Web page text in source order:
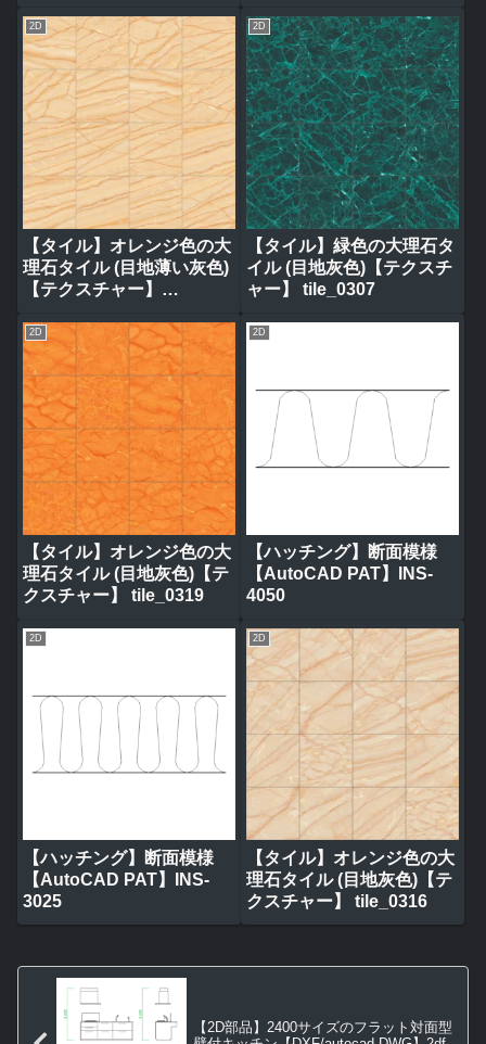
2D
【タイル】オレンジ色の大
理石タイル (目地薄い灰色)
【テクスチャー】
2D
【タイル】緑色の大理石タ
イル (目地灰色)【テクスチ
ャー】 tile_0307
2D
【タイル】オレンジ色の大
理石タイル (目地灰色)【テ
クスチャー】 tile_0319
2D
【ハッチング】断面模様
【AutoCAD PAT】INS-
4050
2D
【ハッチング】断面模様
【AutoCAD PAT】INS-
3025
2D
【タイル】オレンジ色の大
理石タイル (目地灰色)【テ
クスチャー】 tile_0316
【2D部品】2400サイズのフラット対面型